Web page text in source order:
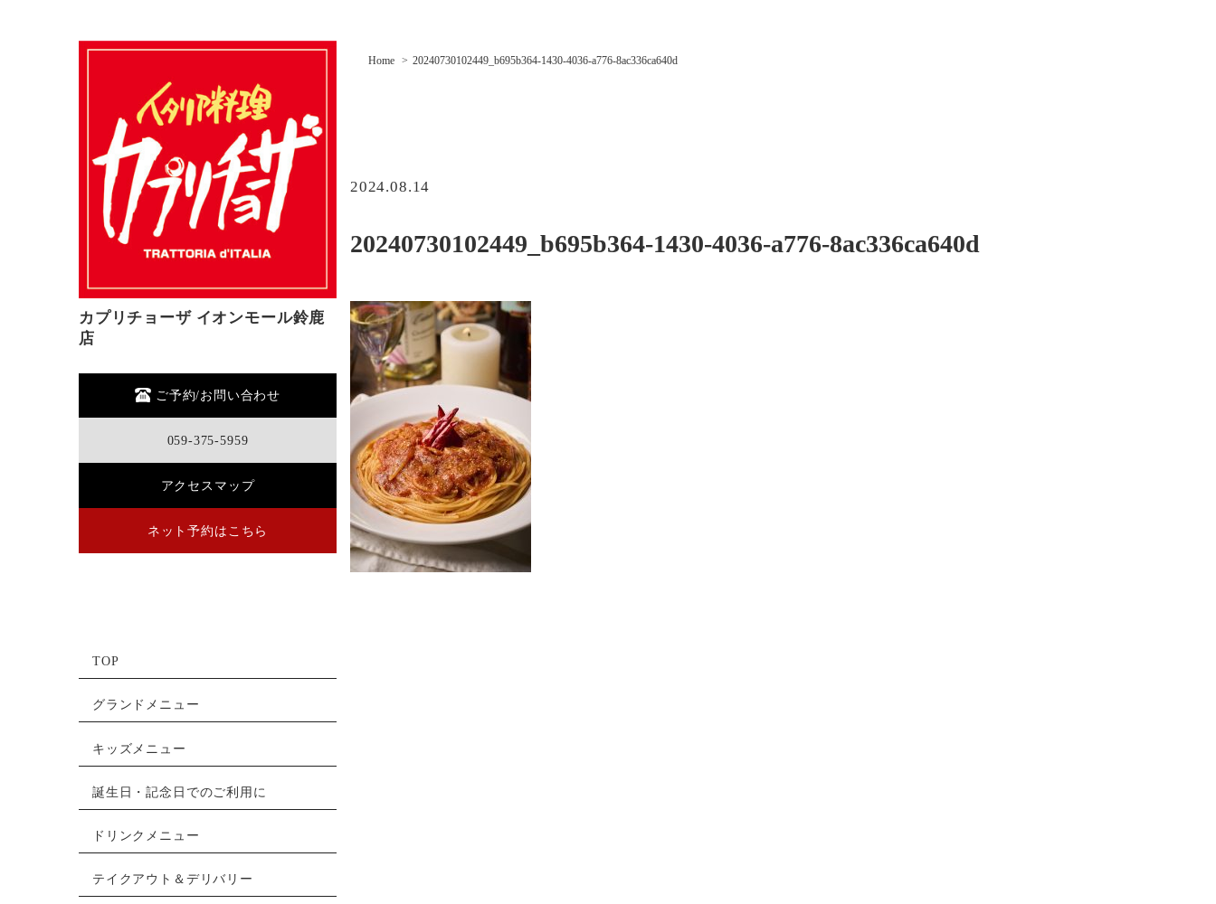
カプリチョーザ イオンモール鈴鹿
店
ご予約/お問い合わせ
059-375-5959
アクセスマップ
ネット予約はこちら
TOP
グランドメニュー
キッズメニュー
誕生日・記念日でのご利用に
ドリンクメニュー
テイクアウト＆デリバリー
Home 20240730102449_b695b364-1430-4036-a776-8ac336ca640d
2024.08.14
20240730102449_b695b364-1430-4036-a776-8ac336ca640d